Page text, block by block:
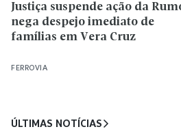
FERROVIA
Justiça suspende ação da
nega despejo imediato de
famílias em Vera Cruz
ÚLTIMAS NOTÍCIAS